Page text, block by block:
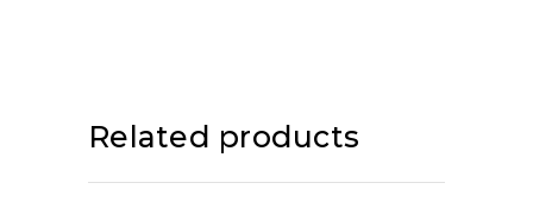
Related products